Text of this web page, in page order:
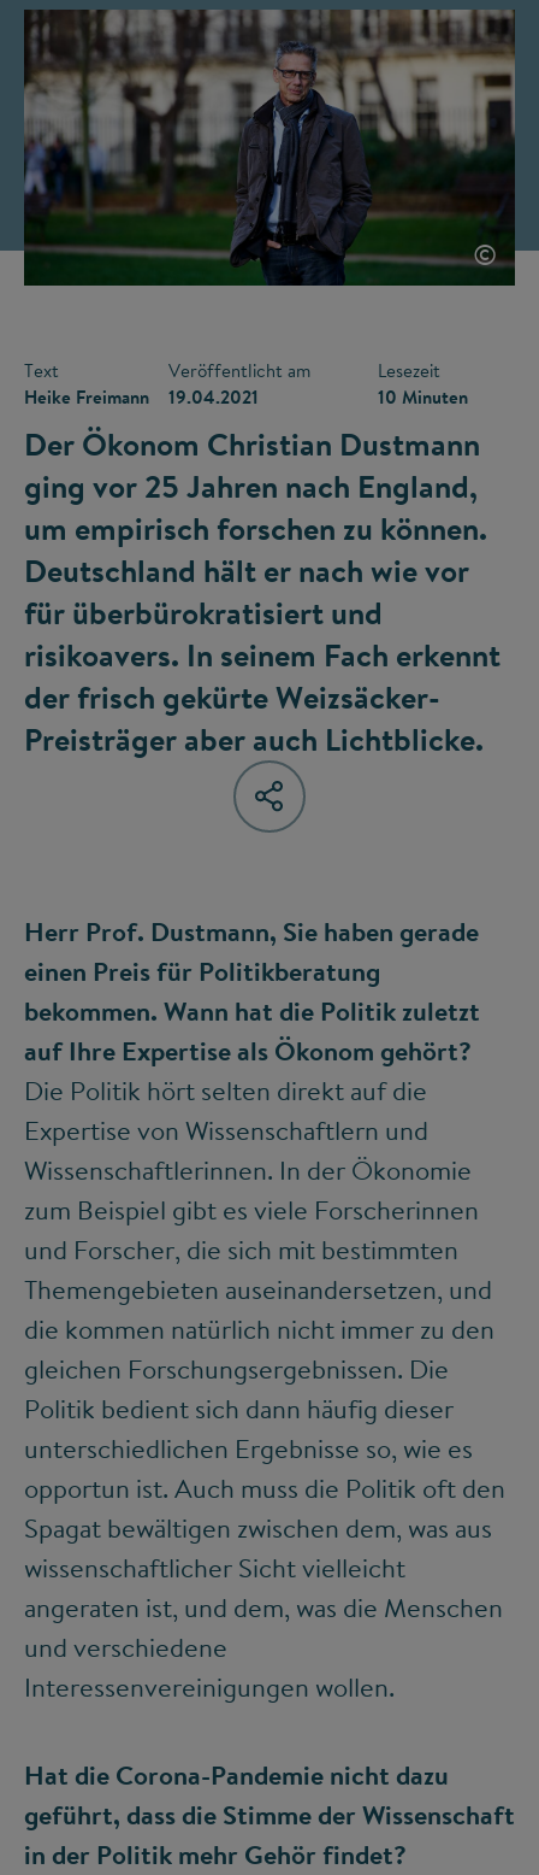
©
Text
Heike Freimann
Veröffentlicht am
19.04.2021
Lesezeit
10 Minuten
Der Ökonom Christian Dustmann
ging vor 25 Jahren nach England,
um empirisch forschen zu können.
Deutschland hält er nach wie vor
für überbürokratisiert und
risikoavers. In seinem Fach erkennt
der frisch gekürte Weizsäcker-
Preisträger aber auch Lichtblicke.
Herr Prof. Dustmann, Sie haben gerade
einen Preis für Politikberatung
bekommen. Wann hat die Politik zuletzt
auf Ihre Expertise als Ökonom gehört?
Die Politik hört selten direkt auf die
Expertise von Wissenschaftlern und
Wissenschaftlerinnen. In der Ökonomie
zum Beispiel gibt es viele Forscherinnen
und Forscher, die sich mit bestimmten
Themengebieten auseinandersetzen, und
die kommen natürlich nicht immer zu den
gleichen Forschungsergebnissen. Die
Politik bedient sich dann häufig dieser
unterschiedlichen Ergebnisse so, wie es
opportun ist. Auch muss die Politik oft den
Spagat bewältigen zwischen dem, was aus
wissenschaftlicher Sicht vielleicht
angeraten ist, und dem, was die Menschen
und verschiedene
Interessenvereinigungen wollen.
Hat die Corona-Pandemie nicht dazu
geführt, dass die Stimme der Wissenschaft
in der Politik mehr Gehör findet?